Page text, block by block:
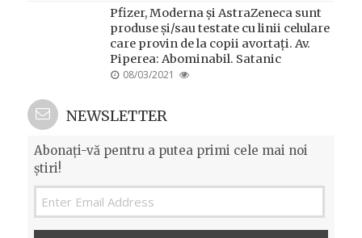
Pfizer, Moderna și AstraZeneca sunt
produse și/sau testate cu linii celulare
care provin de la copii avortați. Av.
Piperea: Abominabil. Satanic
POSTED
08/03/2021
NEWSLETTER
Abonați-vă pentru a putea primi cele mai noi
știri!